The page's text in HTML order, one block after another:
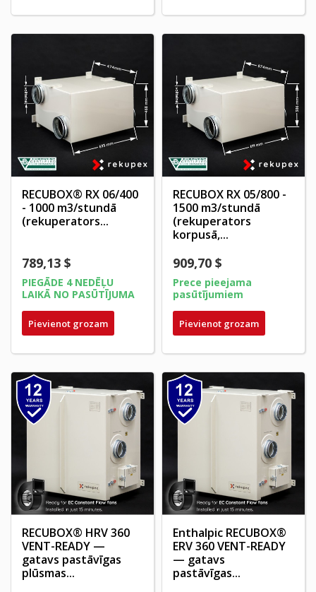
RECUBOX® RX 06/400
- 1000 m3/stundā
(rekuperators...
789,13 $
PIEGĀDE 4 NEDĒĻU
LAIKĀ NO PASŪTĪJUMA
Pievienot grozam
RECUBOX RX 05/800 -
1500 m3/stundā
(rekuperators
korpusā,...
909,70 $
Prece pieejama
pasūtījumiem
Pievienot grozam
RECUBOX® HRV 360
VENT-READY —
gatavs pastāvīgas
plūsmas...
Enthalpic RECUBOX®
ERV 360 VENT-READY
— gatavs
pastāvīgas...